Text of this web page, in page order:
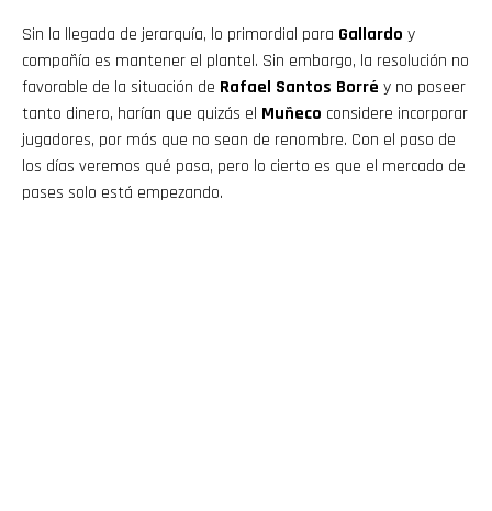
Sin la llegada de jerarquía, lo primordial para Gallardo y
compañía es mantener el plantel. Sin embargo, la resolución no
favorable de la situación de Rafael Santos Borré y no poseer
tanto dinero, harían que quizás el Muñeco considere incorporar
jugadores, por más que no sean de renombre. Con el paso de
los días veremos qué pasa, pero lo cierto es que el mercado de
pases solo está empezando.